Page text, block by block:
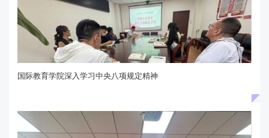
国际教育学院深入学习中央八项规定精神